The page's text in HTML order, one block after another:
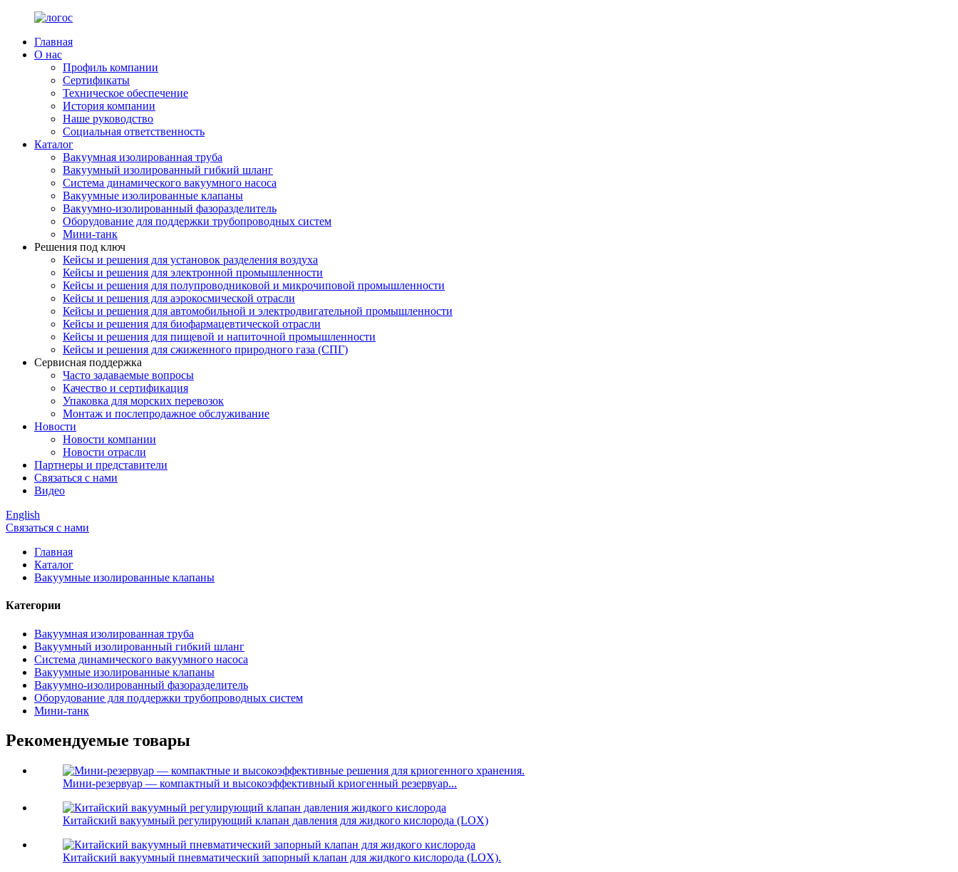
Главная
О нас
Профиль компании
Сертификаты
Техническое обеспечение
История компании
Наше руководство
Социальная ответственность
Каталог
Вакуумная изолированная труба
Вакуумный изолированный гибкий шланг
Система динамического вакуумного насоса
Вакуумные изолированные клапаны
Вакуумно-изолированный фазоразделитель
Оборудование для поддержки трубопроводных систем
Мини-танк
Решения под ключ
Кейсы и решения для установок разделения воздуха
Кейсы и решения для электронной промышленности
Кейсы и решения для полупроводниковой и микрочиповой промышленности
Кейсы и решения для аэрокосмической отрасли
Кейсы и решения для автомобильной и электродвигательной промышленности
Кейсы и решения для биофармацевтической отрасли
Кейсы и решения для пищевой и напиточной промышленности
Кейсы и решения для сжиженного природного газа (СПГ)
Сервисная поддержка
Часто задаваемые вопросы
Качество и сертификация
Упаковка для морских перевозок
Монтаж и послепродажное обслуживание
Новости
Новости компании
Новости отрасли
Партнеры и представители
Связаться с нами
Видео
English
Связаться с нами
Главная
Каталог
Вакуумные изолированные клапаны
Категории
Вакуумная изолированная труба
Вакуумный изолированный гибкий шланг
Система динамического вакуумного насоса
Вакуумные изолированные клапаны
Вакуумно-изолированный фазоразделитель
Оборудование для поддержки трубопроводных систем
Мини-танк
Рекомендуемые товары
Мини-резервуар — компактный и высокоэффективный криогенный резервуар...
Китайский вакуумный регулирующий клапан давления для жидкого кислорода (LOX)
Китайский вакуумный пневматический запорный клапан для жидкого кислорода (LOX).